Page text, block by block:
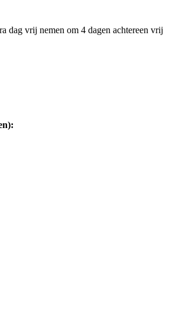
dag vrij nemen om 4 dagen achtereen vrij